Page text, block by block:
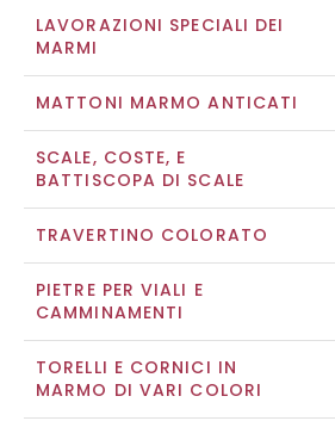
LAVORAZIONI SPECIALI DEI
MARMI
MATTONI MARMO ANTICATI
SCALE, COSTE, E
BATTISCOPA DI SCALE
TRAVERTINO COLORATO
PIETRE PER VIALI E
CAMMINAMENTI
TORELLI E CORNICI IN
MARMO DI VARI COLORI